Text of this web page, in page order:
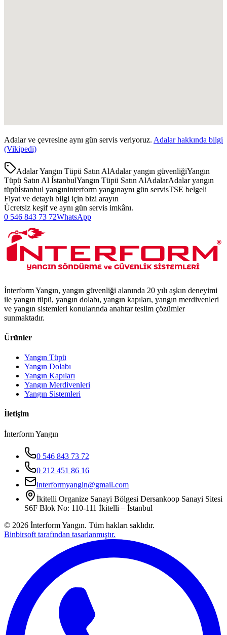
Adalarve çevresine aynı gün servis veriyoruz. Adalarhakkında bilgi
(Vikipedi)
Adalar Yangın Tüpü Satın AlAdalar yangın güvenliğiYangın
Tüpü Satın Al İstanbulYangın Tüpü Satın AlAdalarAdalar yangın
tüpüİstanbul yangıninterform yangınaynı gün servisTSE belgeli
Fiyat ve detaylı bilgi için bizi arayın
Ücretsiz keşif ve aynı gün servis imkânı.
0 546 843 73 72WhatsApp
İnterform Yangın, yangın güvenliği alanında 20 yılı aşkın deneyimi
ile yangın tüpü, yangın dolabı, yangın kapıları, yangın merdivenleri
ve yangın sistemleri konularında anahtar teslim çözümler
sunmaktadır.
Ürünler
Yangın Tüpü
Yangın Dolabı
Yangın Kapıları
Yangın Merdivenleri
Yangın Sistemleri
İletişim
İnterform Yangın
0 546 843 73 72
0 212 451 86 16
interformyangin@gmail.com
İkitelli Organize Sanayi Bölgesi Dersankoop Sanayi Sitesi
S6F Blok No: 110-111 İkitelli – İstanbul
© 2026 İnterform Yangın. Tüm hakları saklıdır.
Binbirsoft tarafından tasarlanmıştır.